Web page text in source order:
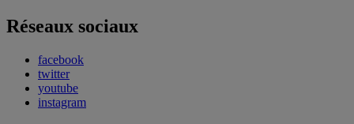
Réseaux sociaux
facebook
twitter
youtube
instagram